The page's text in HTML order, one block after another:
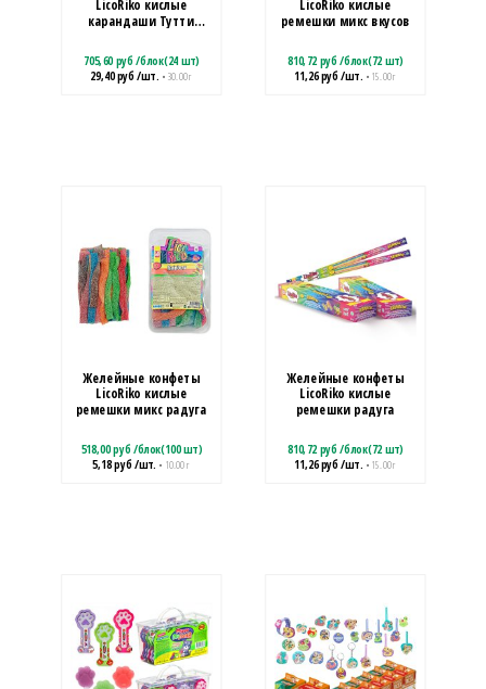
LicoRiko кислые
карандаши Тутти
705,60руб /блок(24 шт)
29,40руб /шт. • 30.00 г
LicoRiko кислые
ремешки микс вкусов
810,72руб /блок(72 шт)
11,26руб /шт. • 15.00 г
Желейные конфеты
LicoRiko кислые
ремешки микс радуга
518,00руб/блок(100 шт)
5,18руб /шт. • 10.00 г
Желейные конфеты
LicoRiko кислые
ремешки радуга
810,72руб /блок(72 шт)
11,26руб /шт. • 15.00 г